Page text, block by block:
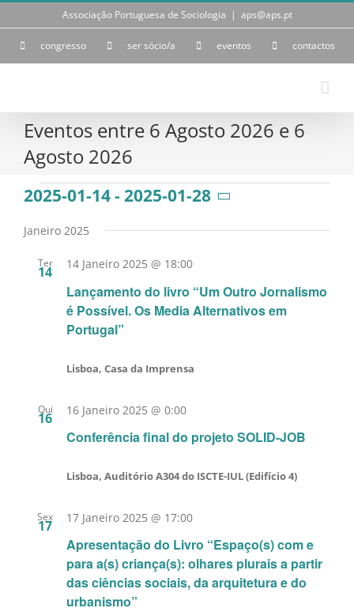
Skip
Associação Portuguesa de Sociologia | aps@aps.pt
congresso ser sócio/a eventos contactos
Eventos entre 6 Agosto 2026 e 6
Agosto 2026
Eventos
2025-01-14 - 2025-01-28
a
Janeiro 2025
Ter
14
Lançamento do livro “Um Outro Jornalismo
é Possível. Os Media Alternativos em
Portugal”
14 Janeiro 2025 @ 18:00
Lisboa, Casa da Imprensa
Qui
16
Conferência final do projeto SOLID-JOB
16 Janeiro 2025 @ 0:00
Lisboa, Auditório A304 do ISCTE-IUL (Edifício 4)
Sex
17
Apresentação do Livro “Espaço(s) com e
para a(s) criança(s): olhares plurais a partir
das ciências sociais, da arquitetura e do
urbanismo”
17 Janeiro 2025 @ 17:00